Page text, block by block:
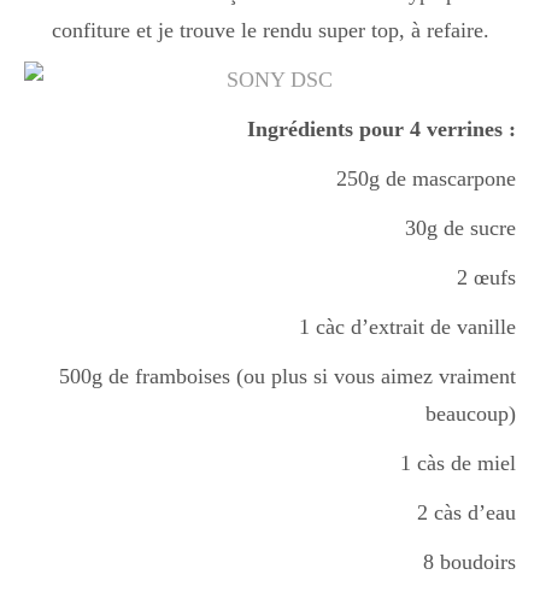
confiture et je trouve le rendu super top, à refaire.
Ingrédients pour 4 verrines :
250g de mascarpone
30g de sucre
2 œufs
1 càc d’extrait de vanille
500g de framboises (ou plus si vous aimez vraiment
beaucoup)
1 càs de miel
2 càs d’eau
8 boudoirs